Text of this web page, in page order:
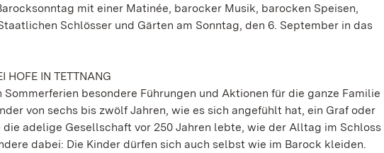
mit einer Matinée, barocker Musik, barocken Speisen,
Schlösser und Gärten am Sonntag, den 6. September in das
HOFE IN TETTNANG
besondere Führungen und Aktionen für die ganze Familie
von sechs bis zwölf Jahren, wie es sich angefühlt hat, ein Graf oder
die adelige Gesellschaft vor 250 Jahren lebte, wie der Alltag im Schloss
dabei: Die Kinder dürfen sich auch selbst wie im Barock kleiden.